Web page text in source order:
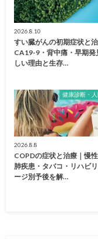
2026.8.10
すい臓がんの初期症状と治
CA19-9・背中痛・早期発
しい理由と生存…
健康診断・
2026.8.8
COPDの症状と治療｜慢
肺疾患・タバコ・リハビ
ージ別予後を解…